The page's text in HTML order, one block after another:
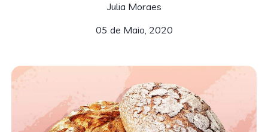
Julia Moraes
05 de Maio, 2020